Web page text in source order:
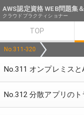
AWS認定資格 WEB問題集
クラウドプラクティショナー
TOP
No.311-320
No.311 オンプレミス
No.312 分散アプリの